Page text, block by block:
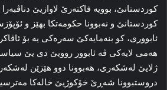
کوردستانێ، بوویە فاکتەرێ لاوازیێ
کوردستانێ و نەبوونا حکومەتکا بهێز و
ئابوورى، کو بنەمایەکێ سەرەکى یە بۆ
هەمى لایەکی ڤە ئابوور روویێ دی یێ
ژلایێ لەشکەرى، هەبوونا دوو هێزێن
دروستبوونا شەڕێ خۆکوژیێ خالەکا